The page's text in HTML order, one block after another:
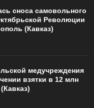
сноса самовольного
Революции
(Кавказ)
медучреждения
взятки в 12 млн